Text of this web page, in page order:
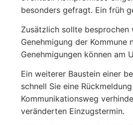
besonders gefragt. Ein früh
Zusätzlich sollte besprochen
Genehmigung der
Genehmigungen können am
Ein weiterer Baustein einer
schnell Sie eine
Kommunikationsweg
veränderten Einzugstermin.